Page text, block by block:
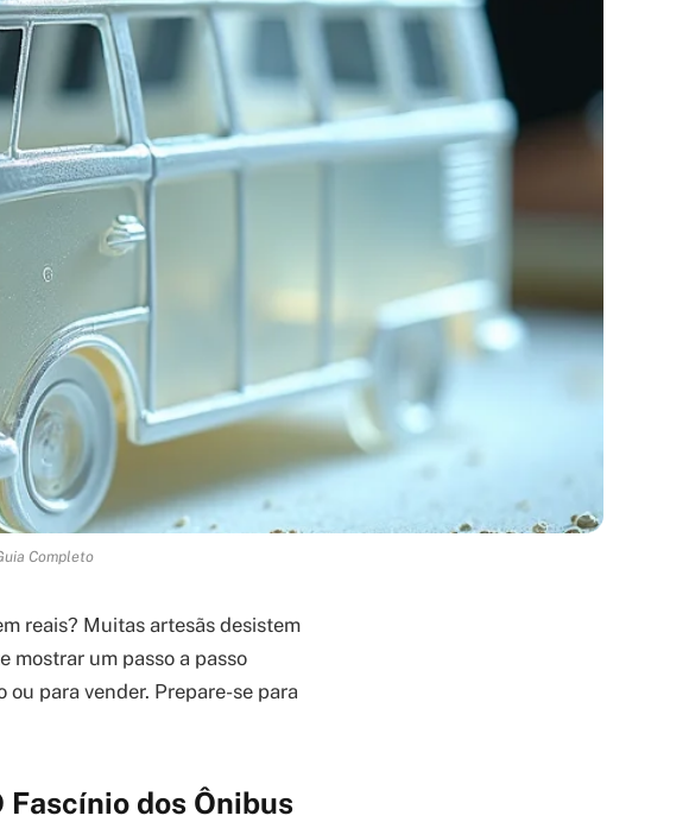
Completo
reais? Muitas artesãs desistem
mostrar um passo a passo
para vender. Prepare-se para
dos Ônibus